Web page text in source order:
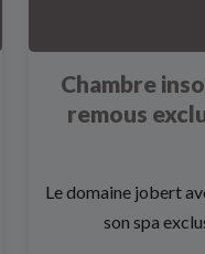
Chambre
remous
Le domaine jobert
son spa